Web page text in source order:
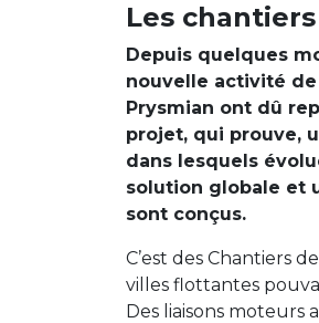
Les
Depuis quelques
nouvelle activité de
Prysmian ont dû
projet, qui prouve,
dans lesquels
solution globale et
sont conçus.
C’est des Chantiers
villes flottantes
Des liaisons moteurs